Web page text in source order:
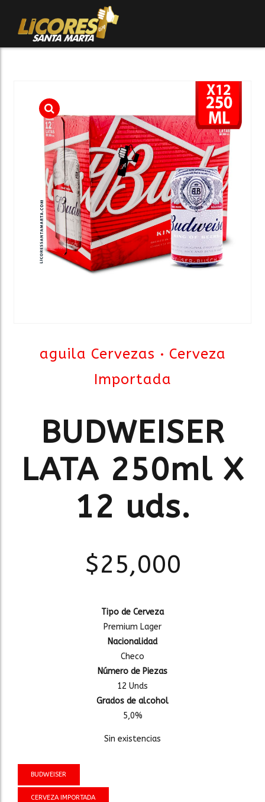
aguila Cervezas
Cerveza
Importada
BUDWEISER
LATA 250ml X
12 uds.
$25,000
Tipo de Cerveza
Premium Lager
Nacionalidad
Checo
Número de Piezas
12 Unds
Grados de alcohol
5,0%
Sin existencias
BUDWEISER
CERVEZA IMPORTADA